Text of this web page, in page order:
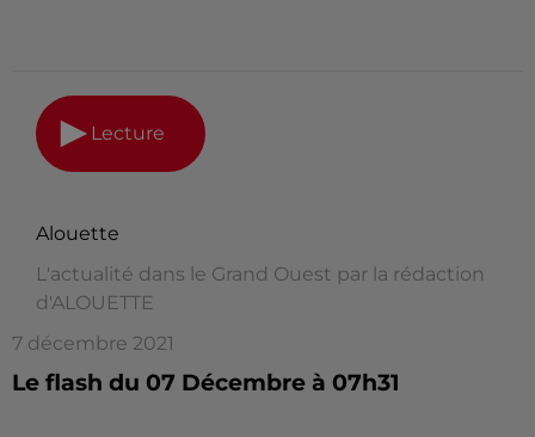
Lecture
Alouette
L'actualité dans le Grand Ouest par la rédaction
d'ALOUETTE
7 décembre 2021
Le flash du 07 Décembre à 07h31